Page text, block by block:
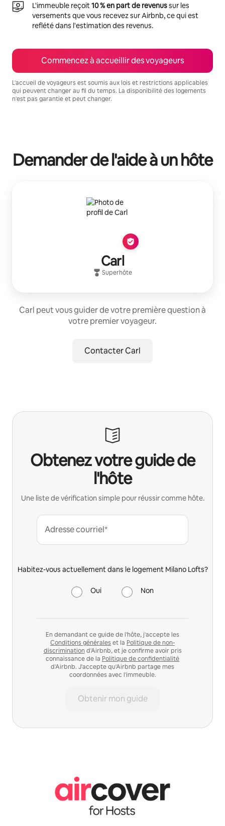
L'immeuble reçoit10 % en part de revenussur les
versements que vous recevez sur Airbnb, ce qui est
reflété dans l'estimation des revenus.
Commencez à accueillir des voyageurs
L'accueil de voyageurs est soumis aux lois et restrictions applicables
qui peuvent changer au fil du temps. La disponibilité des logements
n'est pas garantie et peut changer.
Demander de l'aide à un hôte
Carl
Superhôte
Carl peut vous guider de votre première question à
votre premier voyageur.
Contacter Carl
Obtenez votre guide de
l'hôte
Une liste de vérification simple pour réussir comme hôte.
Adresse courriel*
Habitez-vous actuellement dans le logement Milano Lofts?
Oui Non
En demandant ce guide de l'hôte, j'accepte les
Conditions générales et la Politique de non-
discrimination d'Airbnb, et je confirme avoir pris
connaissance de la Politique de confidentialité
d'Airbnb. J'accepte qu'Airbnb partage mes
coordonnées avec l'immeuble.
Obtenir mon guide